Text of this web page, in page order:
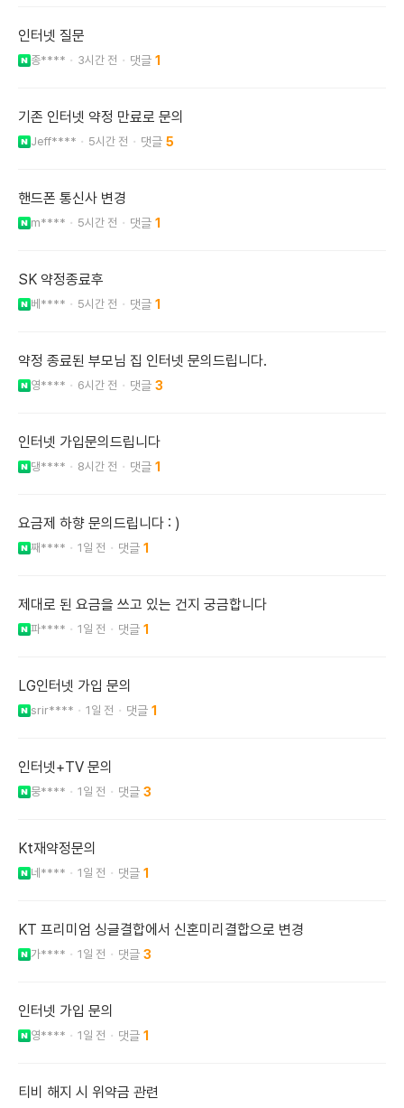
인터넷 질문
종**** 3시간 전 1
기존 인터넷 약정 만료로 문의
Jeff**** 5시간 전 5
핸드폰 통신사 변경
m**** 5시간 전 1
SK 약정종료후
베**** 5시간 전 1
약정 종료된 부모님 집 인터넷 문의드립니다.
영**** 6시간 전 3
인터넷 가입문의드립니다
댕**** 8시간 전 1
요금제 하향 문의드립니다 : )
째**** 1일 전 1
제대로 된 요금을 쓰고 있는 건지 궁금합니다
파**** 1일 전 1
LG인터넷 가입 문의
srir**** 1일 전 1
인터넷+TV 문의
뭉**** 1일 전 3
Kt재약정문의
네**** 1일 전 1
KT 프리미엄 싱글결합에서 신혼미리결합으로 변경
가**** 1일 전 3
인터넷 가입 문의
영**** 1일 전 1
티비 해지 시 위약금 관련